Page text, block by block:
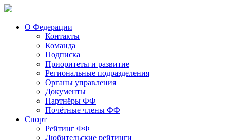
О Федерации
Контакты
Команда
Подписка
Приоритеты и развитие
Региональные подразделения
Органы управления
Документы
Партнёры ФФ
Почётные члены ФФ
Спорт
Рейтинг ФФ
Любительские рейтинги